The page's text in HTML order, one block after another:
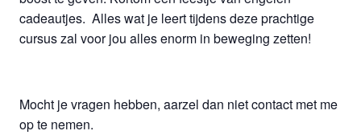
cadeautjes. Alles wat je leert tijdens deze prachtige
cursus zal voor jou alles enorm in beweging zetten!
Mocht je vragen hebben, aarzel dan niet contact met me
op te nemen.